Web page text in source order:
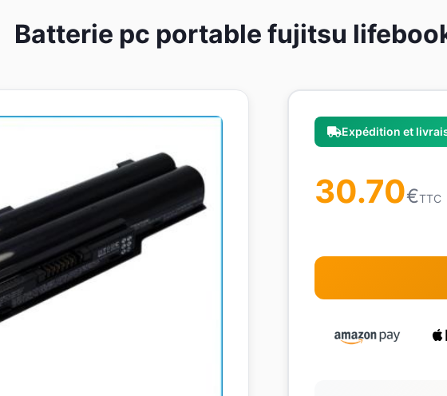
Batterie pc portable fujitsu
Expédition et
30.70€TTC